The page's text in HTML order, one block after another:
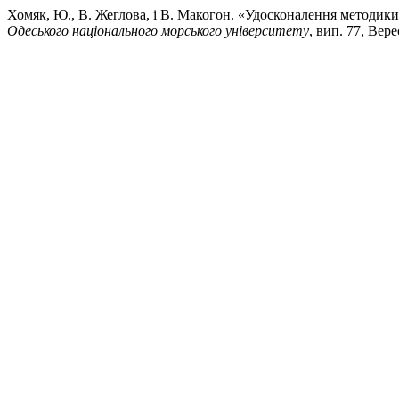
Хомяк, Ю., В. Жеглова, і В. Макогон. «Удосконалення
Одеського національного морського університету, вип. 77,